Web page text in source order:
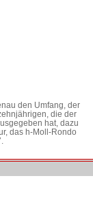
den Umfang, der
die der
hat, dazu
das h-Moll-Rondo